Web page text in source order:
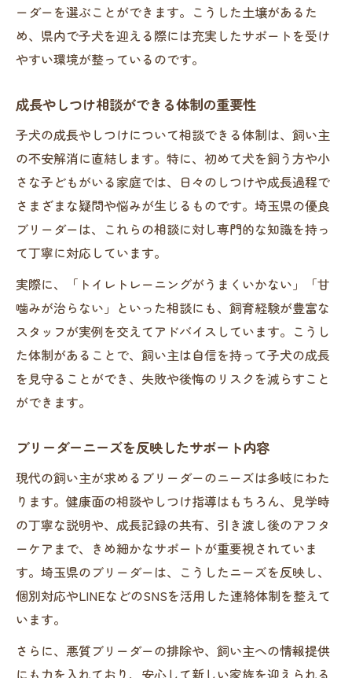
ーダーを選ぶことができます。こうした土壌があるた
め、県内で子犬を迎える際には充実したサポートを受け
やすい環境が整っているのです。
成長やしつけ相談ができる体制の重要性
子犬の成長やしつけについて相談できる体制は、飼い主
の不安解消に直結します。特に、初めて犬を飼う方や小
さな子どもがいる家庭では、日々のしつけや成長過程で
さまざまな疑問や悩みが生じるものです。埼玉県の優良
ブリーダーは、これらの相談に対し専門的な知識を持っ
て丁寧に対応しています。
実際に、「トイレトレーニングがうまくいかない」「甘
噛みが治らない」といった相談にも、飼育経験が豊富な
スタッフが実例を交えてアドバイスしています。こうし
た体制があることで、飼い主は自信を持って子犬の成長
を見守ることができ、失敗や後悔のリスクを減らすこと
ができます。
ブリーダーニーズを反映したサポート内容
現代の飼い主が求めるブリーダーのニーズは多岐にわた
ります。健康面の相談やしつけ指導はもちろん、見学時
の丁寧な説明や、成長記録の共有、引き渡し後のアフタ
ーケアまで、きめ細かなサポートが重要視されていま
す。埼玉県のブリーダーは、こうしたニーズを反映し、
個別対応やLINEなどのSNSを活用した連絡体制を整えて
います。
さらに、悪質ブリーダーの排除や、飼い主への情報提供
にも力を入れており、安心して新しい家族を迎えられる